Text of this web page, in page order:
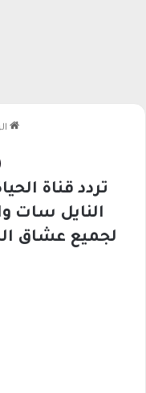
تردد قناة
لجميع عشاق